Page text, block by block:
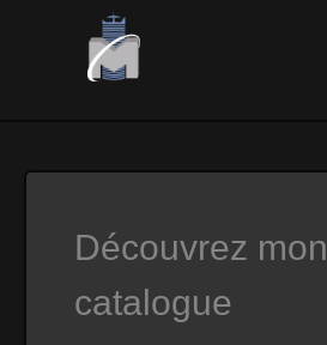
Découvrez mon
catalogue